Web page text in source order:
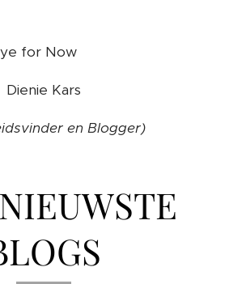
for Now ❤️
Dienie Kars
en Blogger)